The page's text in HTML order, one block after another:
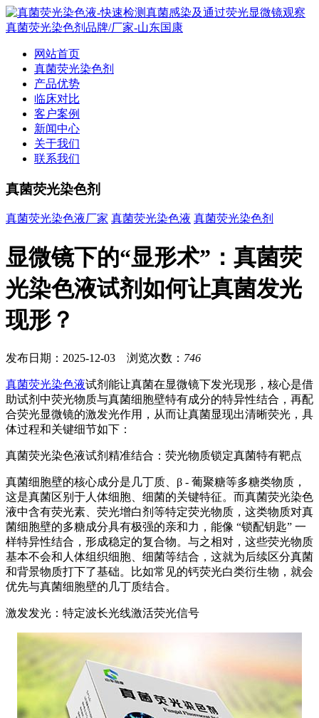
网站首页
真菌荧光染色剂
产品优势
临床对比
客户案例
新闻中心
关于我们
联系我们
真菌荧光染色剂
真菌荧光染色液厂家 真菌荧光染色液 真菌荧光染色剂
显微镜下的“显形术”：真菌荧
光染色液试剂如何让真菌发光
现形？
发布日期：2025-12-03 浏览次数： 746
真菌荧光染色液试剂能让真菌在显微镜下发光现形，核心是借
助试剂中荧光物质与真菌细胞壁特有成分的特异性结合，再配
合荧光显微镜的激发光作用，从而让真菌显现出清晰荧光，具
体过程和关键细节如下：
真菌荧光染色液试剂精准结合：荧光物质锁定真菌特有靶点
真菌细胞壁的核心成分是几丁质、β - 葡聚糖等多糖类物质，
这是真菌区别于人体细胞、细菌的关键特征。而真菌荧光染色
液中含有荧光素、荧光增白剂等特定荧光物质，这类物质对真
菌细胞壁的多糖成分具有极强的亲和力，能像 “锁配钥匙” 一
样特异性结合，形成稳定的复合物。与之相对，这些荧光物质
基本不会和人体组织细胞、细菌等结合，这就为后续区分真菌
和背景物质打下了基础。比如常见的钙荧光白类衍生物，就会
优先与真菌细胞壁的几丁质结合。
激发发光：特定波长光线激活荧光信号